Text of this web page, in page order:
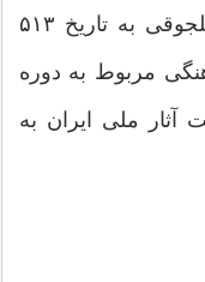
ناپسند در عهد سلطنت ملكشاه سلجوقی به تاریخ ۵۱۳
مربوط به دوره
۳۹۸ در لیست آثار ملی ایران به